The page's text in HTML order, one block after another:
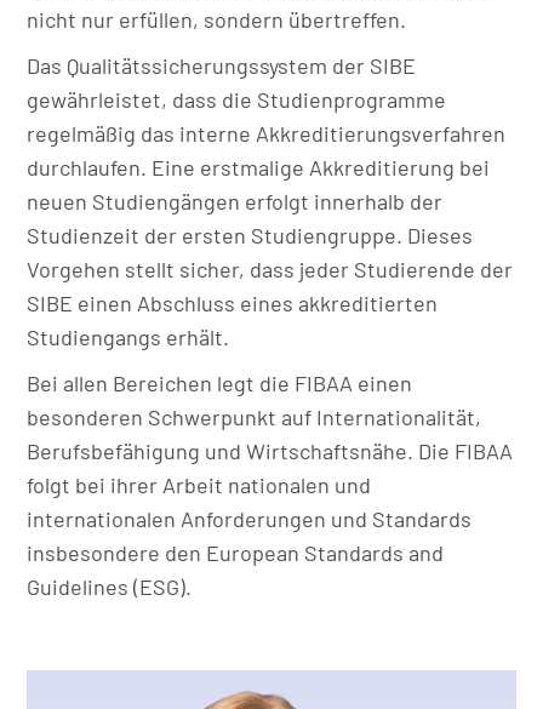
nicht nur erfüllen, sondern übertreffen.
Das Qualitätssicherungssystem der SIBE
gewährleistet, dass die Studienprogramme
regelmäßig das interne Akkreditierungsverfahren
durchlaufen. Eine erstmalige Akkreditierung bei
neuen Studiengängen erfolgt innerhalb der
Studienzeit der ersten Studiengruppe. Dieses
Vorgehen stellt sicher, dass jeder Studierende der
SIBE einen Abschluss eines akkreditierten
Studiengangs erhält.
Bei allen Bereichen legt die FIBAA einen
besonderen Schwerpunkt auf Internationalität,
Berufsbefähigung und Wirtschaftsnähe. Die FIBAA
folgt bei ihrer Arbeit nationalen und
internationalen Anforderungen und Standards
insbesondere den European Standards and
Guidelines (ESG).